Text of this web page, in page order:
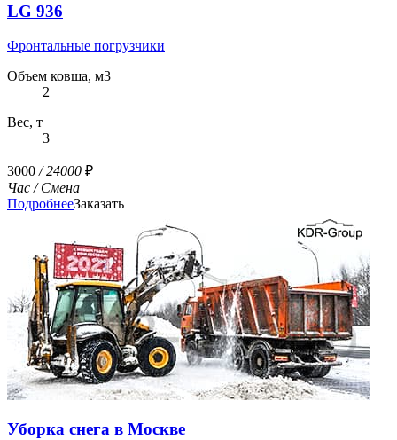
LG 936
Фронтальные погрузчики
Объем ковша, м3
2
Вес, т
3
3000 / 24000 ₽
Час / Смена
ПодробнееЗаказать
Уборка снега в Москве